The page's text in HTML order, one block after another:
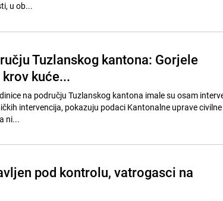
u ob...
Tuzlanskog kantona: Gorjele
kuće...
na području Tuzlanskog kantona imale su osam
intervencija, pokazuju podaci Kantonalne uprave
ni...
pod kontrolu, vatrogasci na